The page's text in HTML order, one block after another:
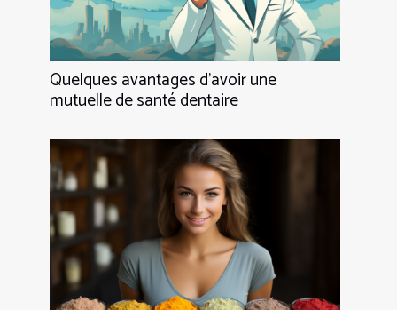
Quelques avantages d’avoir une
mutuelle de santé dentaire